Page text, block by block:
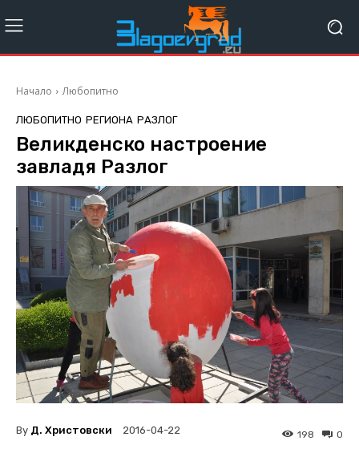
Начало Любопитно
ЛЮБОПИТНО РЕГИОНА РАЗЛОГ
Великденско настроение
завладя Разлог
By Д. Христовски 2016-04-22 0
198